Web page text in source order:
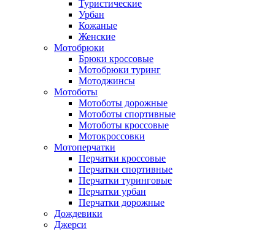
Туристические
Урбан
Кожаные
Женские
Мотобрюки
Брюки кроссовые
Мотобрюки туринг
Мотоджинсы
Мотоботы
Мотоботы дорожные
Мотоботы спортивные
Мотоботы кроссовые
Мотокроссовки
Мотоперчатки
Перчатки кроссовые
Перчатки спортивные
Перчатки туринговые
Перчатки урбан
Перчатки дорожные
Дождевики
Джерси